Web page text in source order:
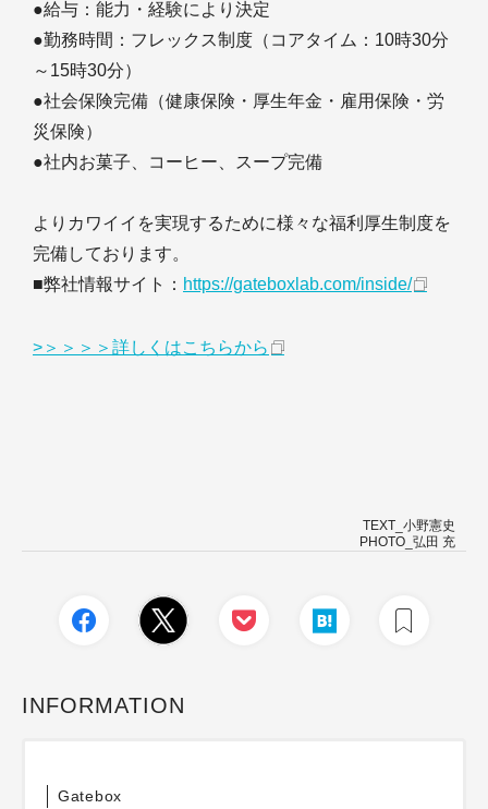
●給与：能力・経験により決定
●勤務時間：フレックス制度（コアタイム：10時30分
～15時30分）
●社会保険完備（健康保険・厚生年金・雇用保険・労
災保険）
●社内お菓子、コーヒー、スープ完備
よりカワイイを実現するために様々な福利厚生制度を
完備しております。
■弊社情報サイト： https://gateboxlab.com/inside/
>＞＞＞＞詳しくはこちらから
TEXT_小野憲史
PHOTO_弘田 充
INFORMATION
Gatebox